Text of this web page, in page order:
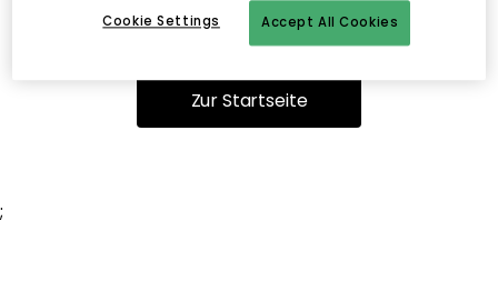
Sie können auf unserer Startseiteweiter navigieren.
Zur Startseite
;
Accept All Cookies
Cookie Settings